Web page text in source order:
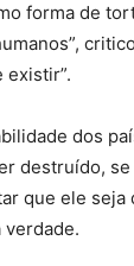
forma de
existir”.
dos
destruído,
que ele
verdade.